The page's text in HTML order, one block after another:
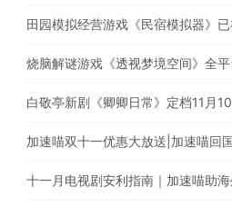
加速喵双十一优惠大放送|加速喵回